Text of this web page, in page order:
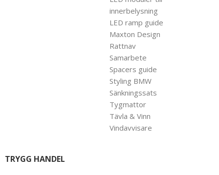
innerbelysning
LED ramp guide
Maxton Design
Rattnav
Samarbete
Spacers guide
Styling BMW
Sänkningssats
Tygmattor
Tävla & Vinn
Vindavvisare
TRYGG HANDEL